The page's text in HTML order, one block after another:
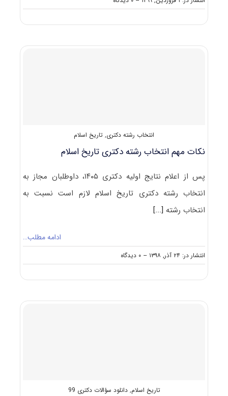
کارنامه
آزمون
انتخاب رشته دکتری, تاریخ اسلام
نکات مهم انتخاب رشته دکتری تاریخ اسلام
پس از اعلام نتایج اولیه دکتری ۱۴۰۵، داوطلبان مجاز به
انتخاب رشته دکتری تاریخ اسلام لازم است نسبت به
انتخاب رشته [...]
ادامه مطلب…
انتشار در: ۲۴ آذر, ۱۳۹۸ -- ۰ دیدگاه
on
نکات
دکتری
تاریخ اسلام,دانلود سؤالات دکتری 99